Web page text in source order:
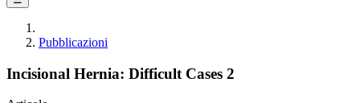
Pubblicazioni
Incisional Hernia: Difficult Cases 2